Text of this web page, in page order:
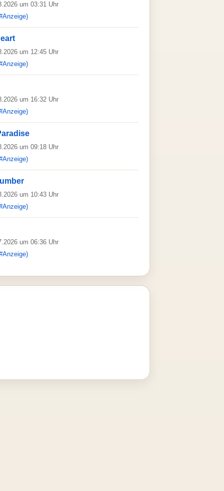
um 03:31 Uhr
um 12:45 Uhr
um 16:32 Uhr
um 09:18 Uhr
um 10:43 Uhr
um 06:36 Uhr